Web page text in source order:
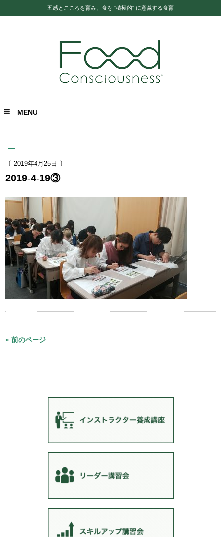
五感とこころを育み、食を "積極的" に意識する食育
MENU
〔 2019年4月25日 〕
2019-4-19③
« 前のページ